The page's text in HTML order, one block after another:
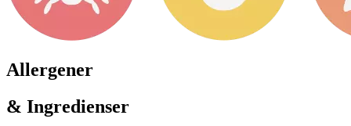
Allergener
& Ingredienser